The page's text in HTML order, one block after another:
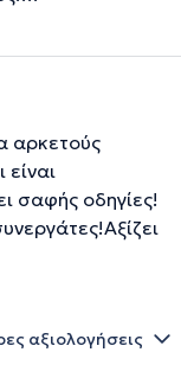
αρκετούς
σαφής οδηγίες!
αξιολογήσεις